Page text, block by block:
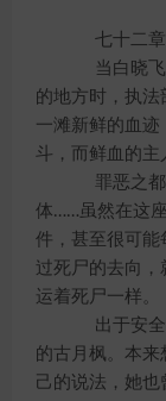
七十二章
当白晓飞
的地方时，执法
一滩新鲜的血
斗，而鲜血的主
罪恶之都
体……虽然在这
件，甚至很可能
过死尸的去向，
运着死尸一样。
出于安全
的古月枫。本来
己的说法，她也